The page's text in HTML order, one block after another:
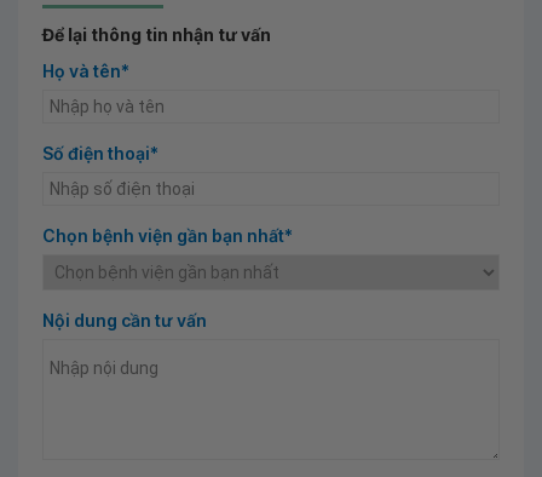
Để lại thông tin nhận tư vấn
Họ và tên*
Số điện thoại*
Chọn bệnh viện gần bạn nhất*
Nội dung cần tư vấn